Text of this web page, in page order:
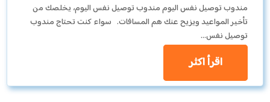
مندوب توصيل نفس اليوم مندوب توصيل نفس اليوم، يخلصك من
تأخير المواعيد ويزيح عنك هم المسافات. سواء كنت تحتاج مندوب
توصيل نفس…
اقرأ اكثر